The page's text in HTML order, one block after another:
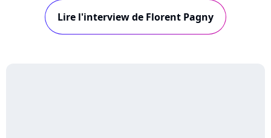
Attal, Vincent Baguian, Daran, John Mamann,
mais aussi Grégoire, Marc Lavoine, et Calogero
: visionnez les interview de ces trois derniers...
Lire l'interview de Florent Pagny